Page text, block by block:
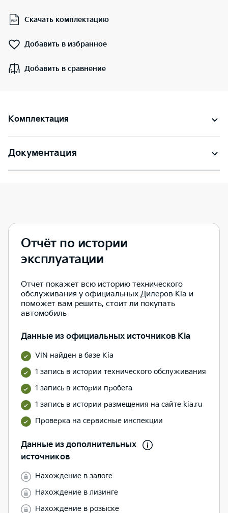
Скачать комплектацию
Добавить в избранное
Добавить в сравнение
Комплектация
Документация
Отчёт по истории
эксплуатации
Отчет покажет всю историю технического
обслуживания у официальных Дилеров Kia и
поможет вам решить, стоит ли покупать
автомобиль
Данные из официальных источников Kia
VIN найден в базе Kia
1 запись в истории технического обслуживания
1 запись в истории пробега
1 запись в истории размещения на сайте kia.ru
Проверка на сервисные инспекции
Данные из дополнительных
источников
Нахождение в залоге
Нахождение в лизинге
Нахождение в розыске